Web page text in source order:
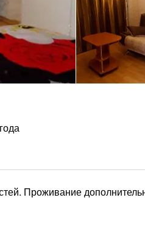
Проживание